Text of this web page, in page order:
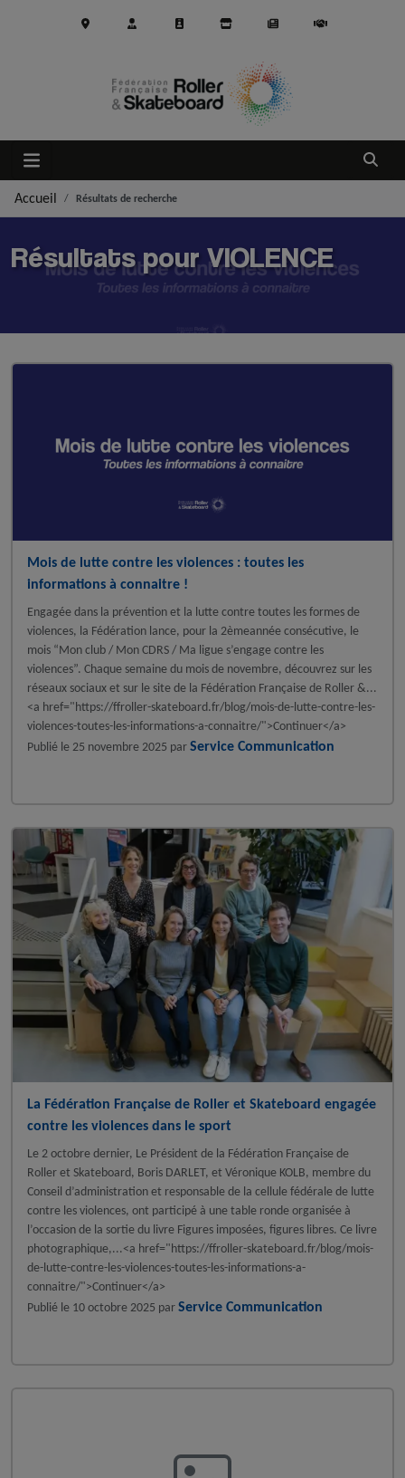
Ouvrir
Accueil Résultats de recherche
Résultats pour VIOLENCE
Mois de lutte contre les violences : toutes les
informations à connaitre !
Engagée dans la prévention et la lutte contre toutes les formes de
violences, la Fédération lance, pour la 2èmeannée consécutive, le
mois “Mon club / Mon CDRS / Ma ligue s’engage contre les
violences”. Chaque semaine du mois de novembre, découvrez sur les
réseaux sociaux et sur le site de la Fédération Française de Roller &...
<a href="https://ffroller-skateboard.fr/blog/mois-de-lutte-contre-les-
violences-toutes-les-informations-a-connaitre/">Continuer</a>
Publié le25 novembre 2025 parService Communication
La Fédération Française de Roller et Skateboard engagée
contre les violences dans le sport
Le 2 octobre dernier, Le Président de la Fédération Française de
Roller et Skateboard, Boris DARLET, et Véronique KOLB, membre du
Conseil d’administration et responsable de la cellule fédérale de lutte
contre les violences, ont participé à une table ronde organisée à
l’occasion de la sortie du livre Figures imposées, figures libres. Ce livre
photographique,...<a href="https://ffroller-skateboard.fr/blog/mois-
de-lutte-contre-les-violences-toutes-les-informations-a-
connaitre/">Continuer</a>
Publié le 10 octobre 2025 parService Communication